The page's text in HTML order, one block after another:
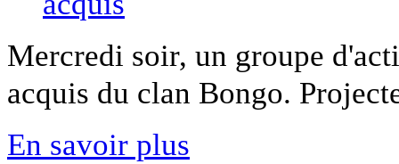
Mercredi soir, un groupe
acquis du clan Bongo.
En savoir plus